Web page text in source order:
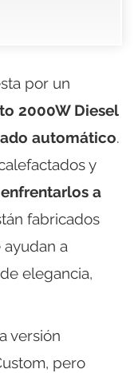
por un
2000W Diesel
automático.
y
a
fabricados
a
elegancia,
versión
pero